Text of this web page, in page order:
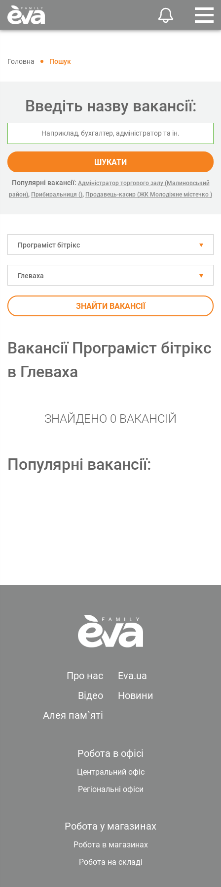
Головна Пошук
Введіть назву вакансії:
ШУКАТИ
Популярні вакансії: Адміністратор торгового залу (Малиновський
район), Прибиральниця (), Продавець-касир (ЖК Молодіжне містечко )
Програміст бітрікс
Глеваха
ЗНАЙТИ ВАКАНСІЇ
Вакансії Програміст бітрікс
в Глеваха
ЗНАЙДЕНО 0 ВАКАНСІЙ
Популярні вакансії:
Про нас
Eva.ua
Відео
Новини
Алея пам`яті
Робота в офісі
Центральний офіс
Регіональні офіси
Робота у магазинах
Робота в магазинах
Робота на складі